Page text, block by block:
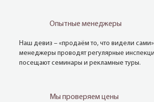
Опытные менеджеры
Наш девиз – «продаём то, что видели
менеджеры проводят регулярные
посещают семинары и рекламные туры.
Мы проверяем цены